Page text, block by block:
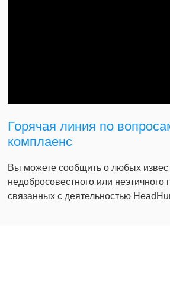
Горячая линия по
комплаенс
Вы можете сообщить о любых
недобросовестного или неэтичного
связанных с деятельностью